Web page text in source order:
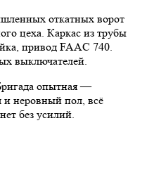
откатных ворот
цеха. Каркас из трубы
привод FAAC 740.
выключателей.
опытная —
и неровный пол, всё
без усилий.